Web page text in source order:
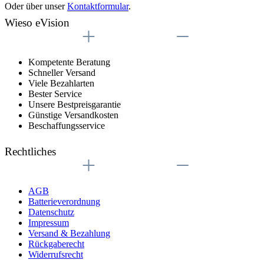
Oder über unserKontaktformular.
Wieso eVision
Kompetente Beratung
Schneller Versand
Viele Bezahlarten
Bester Service
Unsere Bestpreisgarantie
Günstige Versandkosten
Beschaffungsservice
Rechtliches
AGB
Batterieverordnung
Datenschutz
Impressum
Versand & Bezahlung
Rückgaberecht
Widerrufsrecht